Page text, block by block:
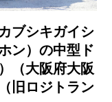
ブシキガイシ
ン）の中型ド
（大阪府大阪
旧ロジトラン